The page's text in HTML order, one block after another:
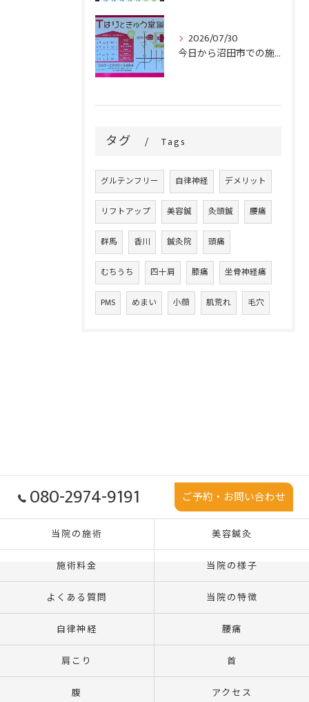
2026/07/30
今日から沼田市での施術がスタートです！
タグ Tags
グルテンフリー 自律神経 デメリット
リフトアップ 美容鍼 灸頭鍼 腰痛
群馬 香川 鍼灸院 頭痛
むちうち 四十肩 膝痛 坐骨神経痛
PMS めまい 小顔 肌荒れ 毛穴
080-2974-9191 ご予約・お問い合わせ
当院の施術 美容鍼灸
施術料金 当院の様子
よくある質問 当院の特徴
自律神経 腰痛
肩こり 首
腹 アクセス